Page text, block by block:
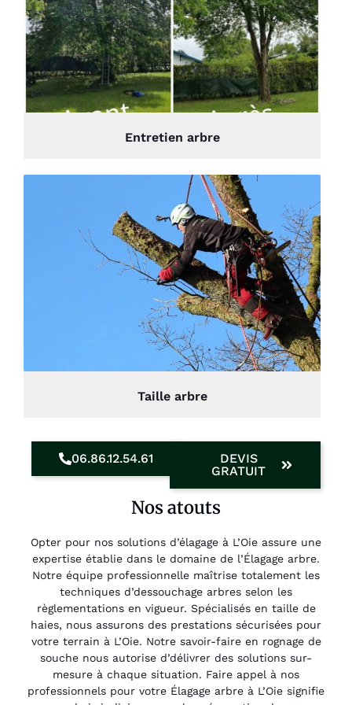
Entretien arbre
Taille arbre
06.86.12.54.61
DEVIS
GRATUIT
Nos atouts
Opter pour nos solutions d’élagage à L’Oie assure une
expertise établie dans le domaine de l’Élagage arbre.
Notre équipe professionnelle maîtrise totalement les
techniques d’dessouchage arbres selon les
règlementations en vigueur. Spécialisés en taille de
haies, nous assurons des prestations sécurisées pour
votre terrain à L’Oie. Notre savoir-faire en rognage de
souche nous autorise d’délivrer des solutions sur-
mesure à chaque situation. Faire appel à nos
professionnels pour votre Élagage arbre à L’Oie signifie